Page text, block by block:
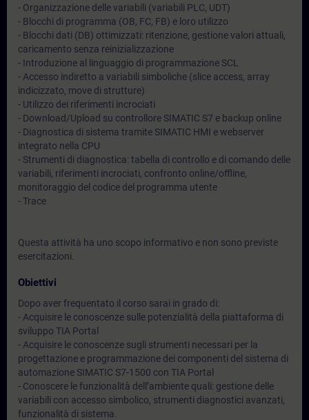
- Organizzazione delle variabili (variabili PLC, UDT)
- Blocchi di programma (OB, FC, FB) e loro utilizzo
- Blocchi dati (DB) ottimizzati: ritenzione, gestione valori attuali,
caricamento senza reinizializzazione
- Introduzione al linguaggio di programmazione SCL
- Accesso indiretto a variabili simboliche (slice access, array
indicizzato, move di strutture)
- Utilizzo dei riferimenti incrociati
- Download/Upload su controllore SIMATIC S7 e backup online
- Diagnostica di sistema tramite SIMATIC HMI e webserver
integrato nella CPU
- Strumenti di diagnostica: tabella di controllo e di comando delle
variabili, riferimenti incrociati, confronto online/offline,
monitoraggio del codice del programma utente
- Trace
Questa attività ha uno scopo informativo e non sono previste
esercitazioni.
Obiettivi
Dopo aver frequentato il corso sarai in grado di:
- Acquisire le conoscenze sulle potenzialità della piattaforma di
sviluppo TIA Portal
- Acquisire le conoscenze sugli strumenti necessari per la
progettazione e programmazione dei componenti del sistema di
automazione SIMATIC S7-1500 con TIA Portal
- Conoscere le funzionalità dell’ambiente quali: gestione delle
variabili con accesso simbolico, strumenti diagnostici avanzati,
funzionalità di sistema.